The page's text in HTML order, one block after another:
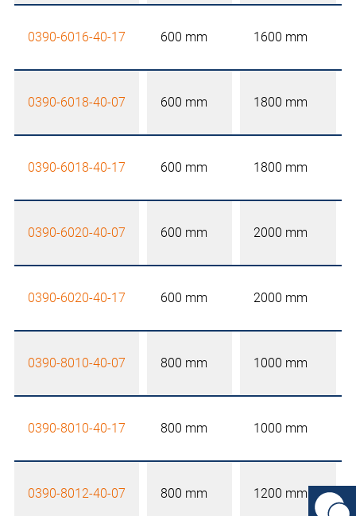
0390-6016-40-17 600 mm 1600 mm
0390-6018-40-07 600 mm 1800 mm
0390-6018-40-17 600 mm 1800 mm
0390-6020-40-07 600 mm 2000 mm
0390-6020-40-17 600 mm 2000 mm
0390-8010-40-07 800 mm 1000 mm
0390-8010-40-17 800 mm 1000 mm
0390-8012-40-07 800 mm 1200 mm